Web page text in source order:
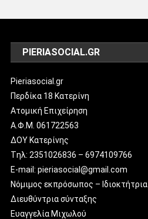
PIERIASOCIAL.GR
Pieriasocial.gr
Περδίκα 18 Κατερίνη
Ατομική Επιχείρηση
Α.Φ.Μ. 061722563
ΔΟΥ Κατερίνης
Tηλ: 2351026836 – 6974109766
E-mail: pieriasocial@gmail.com
Νόμιμος εκπρόσωπος – Ιδιοκτήτρια
Διευθύντρια σύνταξης
Ευαγγελία Μιχωλού